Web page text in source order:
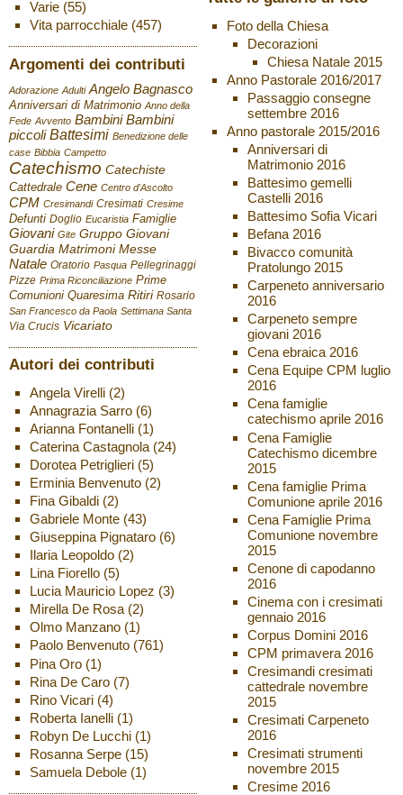
Varie(55)
Vita parrocchiale(457)
Argomenti dei contributi
Adorazione Adulti Angelo Bagnasco
Anniversari di Matrimonio Anno della
Fede Avvento Bambini Bambini
piccoli Battesimi Benedizione delle
case Bibbia Campetto
Catechismo Catechiste
Cattedrale Cene Centro d'Ascolto
CPM Cresimandi Cresimati Cresime
Defunti Doglio Eucaristia Famiglie
Giovani Gite Gruppo Giovani
Guardia Matrimoni Messe
Natale Oratorio Pasqua Pellegrinaggi
Pizze Prima Riconciliazione Prime
Comunioni Quaresima Ritiri Rosario
San Francesco da Paola Settimana Santa
Via Crucis Vicariato
Autori dei contributi
Angela Virelli(2)
Annagrazia Sarro(6)
Arianna Fontanelli(1)
Caterina Castagnola(24)
Dorotea Petriglieri(5)
Erminia Benvenuto(2)
Fina Gibaldi(2)
Gabriele Monte(43)
Giuseppina Pignataro(6)
Ilaria Leopoldo(2)
Lina Fiorello(5)
Lucia Mauricio Lopez (3)
Mirella De Rosa(2)
Olmo Manzano(1)
Paolo Benvenuto(761)
Pina Oro(1)
Rina De Caro(7)
Rino Vicari(4)
Roberta Ianelli(1)
Robyn De Lucchi(1)
Rosanna Serpe(15)
Samuela Debole(1)
Foto della Chiesa
Decorazioni
Chiesa Natale 2015
Anno Pastorale 2016/2017
Passaggio consegne
settembre 2016
Anno pastorale 2015/2016
Anniversari di
Matrimonio 2016
Battesimo gemelli
Castelli 2016
Battesimo Sofia Vicari
Befana 2016
Bivacco comunità
Pratolungo 2015
Carpeneto anniversario
2016
Carpeneto sempre
giovani 2016
Cena ebraica 2016
Cena Equipe CPM luglio
2016
Cena famiglie
catechismo aprile 2016
Cena Famiglie
Catechismo dicembre
2015
Cena famiglie Prima
Comunione aprile 2016
Cena Famiglie Prima
Comunione novembre
2015
Cenone di capodanno
2016
Cinema con i cresimati
gennaio 2016
Corpus Domini 2016
CPM primavera 2016
Cresimandi cresimati
cattedrale novembre
2015
Cresimati Carpeneto
2016
Cresimati strumenti
novembre 2015
Cresime 2016